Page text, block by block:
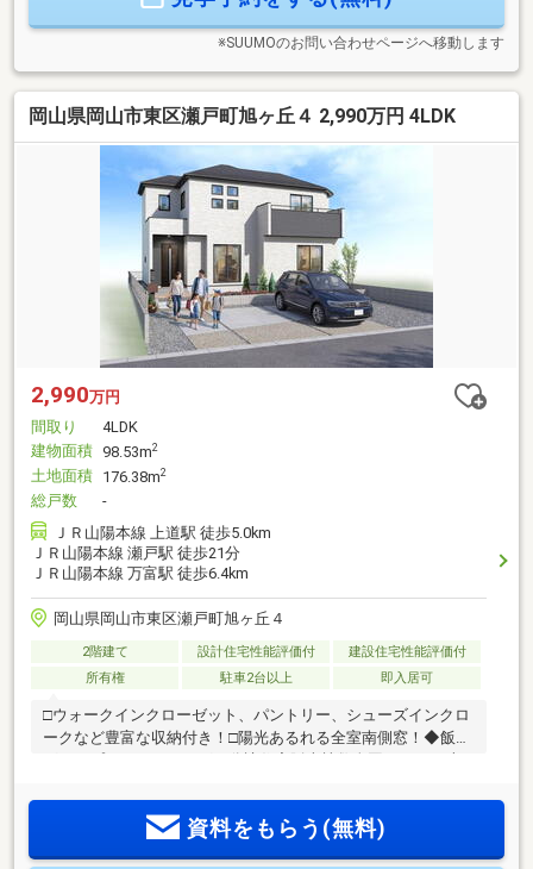
※SUUMOのお問い合わせページへ移動します
岡山県岡山市東区瀬戸町旭ヶ丘４ 2,990万円 4LDK
2,990万円
間取り
4LDK
建物面積 98.53m2
土地面積 176.38m2
総戸数
-
ＪＲ山陽本線 上道駅 徒歩5.0km
ＪＲ山陽本線 瀬戸駅 徒歩21分
ＪＲ山陽本線 万富駅 徒歩6.4km
岡山県岡山市東区瀬戸町旭ヶ丘４
2階建て 設計住宅性能評価付
建設住宅性能評価付
所有権
駐車2台以上 即入居可
□ウォークインクローゼット、パントリー、シューズインクロ
ークなど豊富な収納付き！□陽光あるれる全室南側窓！◆飯田
ーサービス6ヶ月目と2年目の無料定期点検！5年目と10年目の
無料診断！延長制度により最長35年の長期保証も可！◆IDS工
資料をもらう(無料)